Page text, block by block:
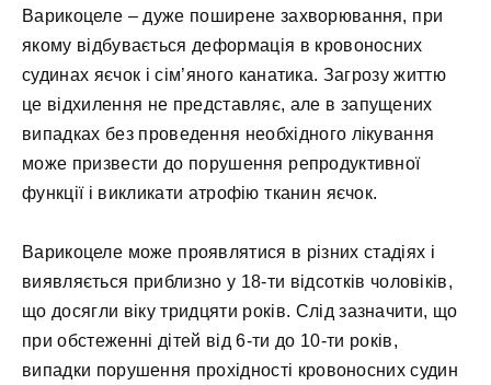
Варикоцеле – дуже поширене захворювання, при
якому відбувається деформація в кровоносних
судинах яєчок і сім’яного канатика. Загрозу життю
це відхилення не представляє, але в запущених
випадках без проведення необхідного лікування
може призвести до порушення репродуктивної
функції і викликати атрофію тканин яєчок.
Варикоцеле може проявлятися в різних стадіях і
виявляється приблизно у 18-ти відсотків чоловіків,
що досягли віку тридцяти років. Слід зазначити, що
при обстеженні дітей від 6-ти до 10-ти років,
випадки порушення прохідності кровоносних судин